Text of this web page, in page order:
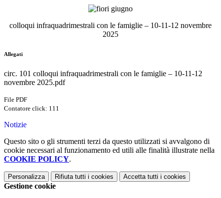
colloqui infraquadrimestrali con le famiglie – 10-11-12 novembre
2025
Allegati
circ. 101 colloqui infraquadrimestrali con le famiglie – 10-11-12
novembre 2025.pdf
File PDF
Contatore click: 111
Notizie
Questo sito o gli strumenti terzi da questo utilizzati si avvalgono di
cookie necessari al funzionamento ed utili alle finalità illustrate nella
COOKIE POLICY.
Personalizza Rifiuta tutti i cookies Accetta tutti i cookies
Gestione cookie